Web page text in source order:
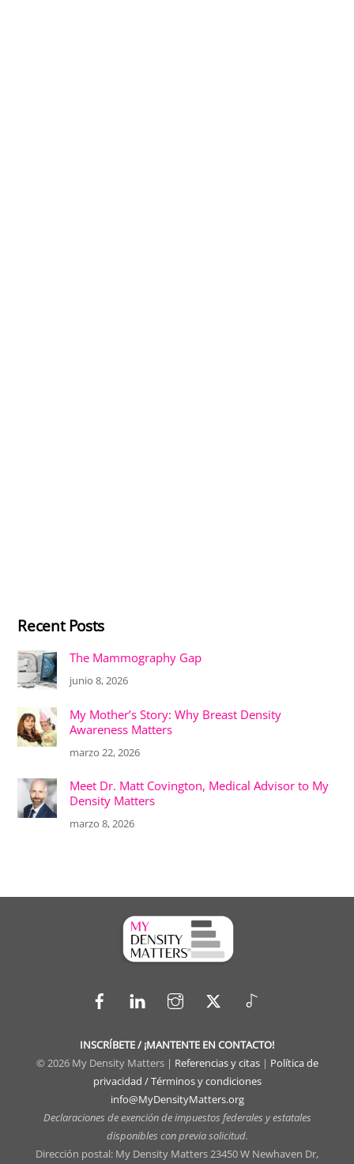
Recent Posts
The Mammography Gap
junio 8, 2026
My Mother’s Story: Why Breast Density
Awareness Matters
marzo 22, 2026
Meet Dr. Matt Covington, Medical Advisor to My
Density Matters
marzo 8, 2026
LinkedIn
INSCRÍBETE / ¡MANTENTE EN CONTACTO!
© 2026 My Density Matters | Referencias y citas| Política de
privacidad / Términos y condiciones
info@MyDensityMatters.org
Declaraciones de exención de impuestos federales y estatales
disponibles con previa solicitud.
Dirección postal: My Density Matters 23450 W Newhaven Dr,